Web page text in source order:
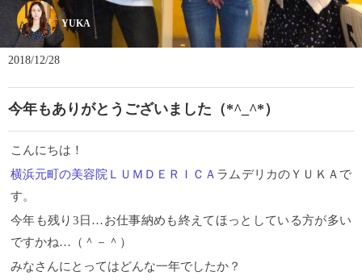
YUKA
2018/12/28
今年もありがとうございました（*^_^*）
こんにちは！
横浜元町の美容院ＬＵＭＤＥＲＩＣＡ ラムデリカのＹＵＫＡで
す。
今年も残り3日…お仕事納めも終えてほっとしている方が多い
ですかね…（＾－＾）
みなさんにとってはどんな一年でしたか？